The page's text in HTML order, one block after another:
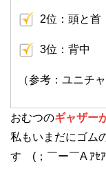
2位：頭と首
3位：背中
（参考：ユニチ
おむつのギャザー
私もいまだにゴム
す (；￣ー￣A ｱｾｱ